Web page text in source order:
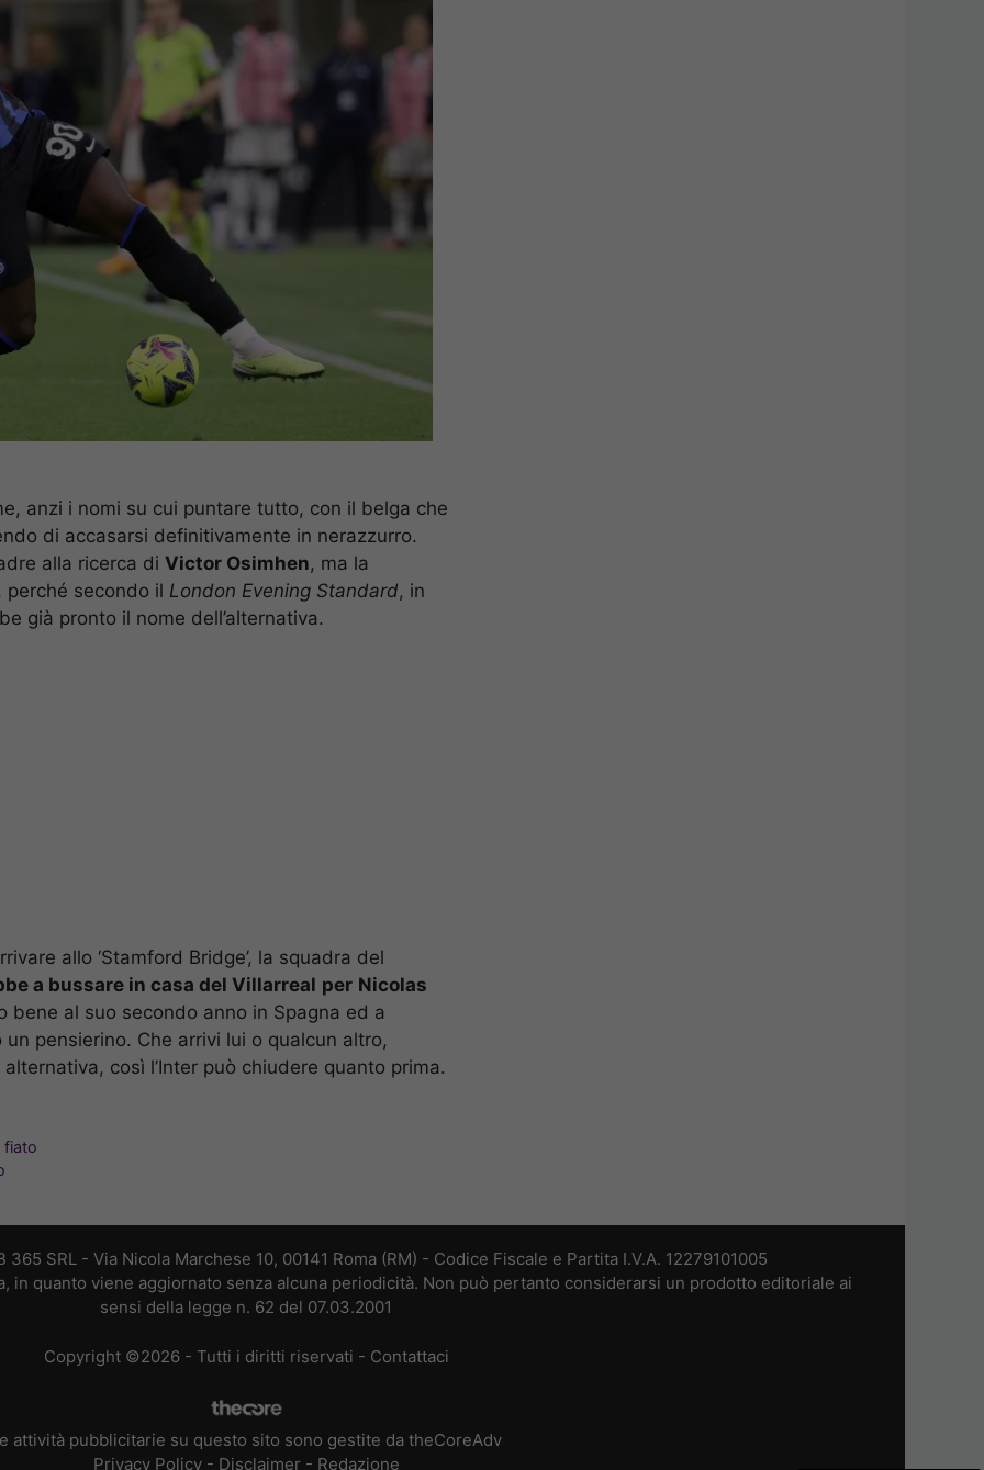
anzi i nomi su cui puntare tutto, con il belga che
di accasarsi definitivamente in nerazzurro.
alla ricerca di Victor Osimhen, ma la
secondo il London Evening Standard, in
già pronto il nome dell’alternativa.
allo ‘Stamford Bridge’, la squadra del
a bussare in casa del Villarreal per Nicolas
bene al suo secondo anno in Spagna ed a
pensierino. Che arrivi lui o qualcun altro,
così l’Inter può chiudere quanto prima.
fiato
SRL - Via Nicola Marchese 10, 00141 Roma (RM) - Codice Fiscale e Partita I.V.A. 12279101005
in quanto viene aggiornato senza alcuna periodicità. Non può pertanto considerarsi un prodotto editoriale ai
sensi della legge n. 62 del 07.03.2001
Copyright ©2026 - Tutti i diritti riservati - Contattaci
attività pubblicitarie su questo sito sono gestite da theCoreAdv
Privacy Policy- Disclaimer - Redazione